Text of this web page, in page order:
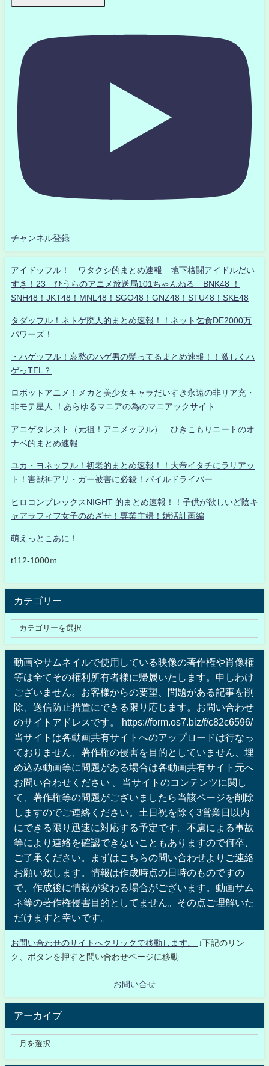
チャンネル登録
アイドッフル！ ワタクシ的まとめ速報 地下格闘アイドルだい
すき！23 ひうらのアニメ放送局101ちゃんねる BNK48 ！
SNH48！JKT48！MNL48！SGO48！GNZ48！STU48！SKE48
タダッフル！ネトゲ廃人的まとめ速報！！ネット乞食DE2000万
パワーズ！
・ハゲッフル！哀愁のハゲ男の髪ってるまとめ速報！！激しくハ
ゲっTEL？
ロボットアニメ！メカと美少女キャラだいすき永遠の非リア充・
非モテ星人 ！あらゆるマニアの為のマニアックサイト
アニゲタレスト（元祖！アニメッフル） ひきこもりニートのオ
ナベ的まとめ速報
ユカ・ヨネッフル！初老的まとめ速報！！大帝イタチにラリアッ
ト！害獣神アリ・ガー被害に必殺！パイルドライバー
ヒロコンプレックスNIGHT 的まとめ速報！！子供が欲しいど陰キ
ャアラフィフ女子のめざせ！専業主婦！婚活計画編
萌えっとこあに！
t112-1000ｍ
カテゴリー
動画やサムネイルで使用している映像の著作権や肖像権
等は全てその権利所有者様に帰属いたします。申しわけ
ございません。お客様からの要望、問題がある記事を削
除、送信防止措置にできる限り応じます。お問い合わせ
のサイトアドレスです。 https://form.os7.biz/f/c82c6596/
当サイトは各動画共有サイトへのアップロードは行なっ
ておりません、著作権の侵害を目的としていません、埋
め込み動画等に問題がある場合は各動画共有サイト元へ
お問い合わせください 。当サイトのコンテンツに関し
て、著作権等の問題がございましたら当該ページを削除
しますのでご連絡ください。土日祝を除く3営業日以内
にできる限り迅速に対応する予定です。不慮による事故
等により連絡を確認できないこともありますので何卒、
ご了承ください。まずはこちらの問い合わせよりご連絡
お願い致します。情報は作成時点の日時のものですの
で、作成後に情報が変わる場合がございます。動画サム
ネ等の著作権侵害目的としてません。その点ご理解いた
だけますと幸いです。
お問い合わせのサイトへクリックで移動します。
↓下記のリン
ク、ボタンを押すと問い合わせページに移動
お問い合せ
アーカイブ